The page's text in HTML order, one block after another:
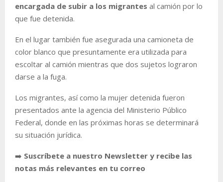
encargada de subir a los migrantes al camión por lo
que fue detenida.
En el lugar también fue asegurada una camioneta de
color blanco que presuntamente era utilizada para
escoltar al camión mientras que dos sujetos lograron
darse a la fuga.
Los migrantes, así como la mujer detenida fueron
presentados ante la agencia del Ministerio Público
Federal, donde en las próximas horas se determinará
su situación jurídica.
➡️ Suscríbete a nuestro Newsletter y recibe las
notas más relevantes en tu correo